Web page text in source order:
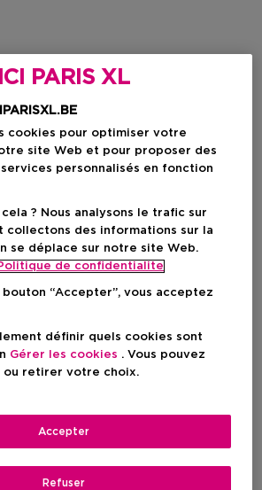
ICI PARIS XL
cookies pour optimiser votre
site Web et pour proposer des
personnalisés en fonction
? Nous analysons le trafic sur
collectons des informations sur la
se déplace sur notre site Web.
de confidentialite
bouton “Accepter”, vous acceptez
définir quels cookies sont
Gérer les cookies . Vous pouvez
ou retirer votre choix.
Refuser
Accepter